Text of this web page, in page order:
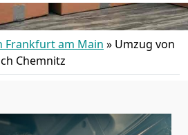
Frankfurt am Main » Umzug von
Chemnitz